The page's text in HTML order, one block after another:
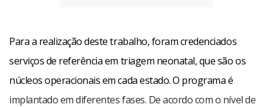
Para a realização deste trabalho, foram credenciados
serviços de referência em triagem neonatal, que são os
núcleos operacionais em cada estado. O programa é
implantado em diferentes fases. De acordo com o nível de